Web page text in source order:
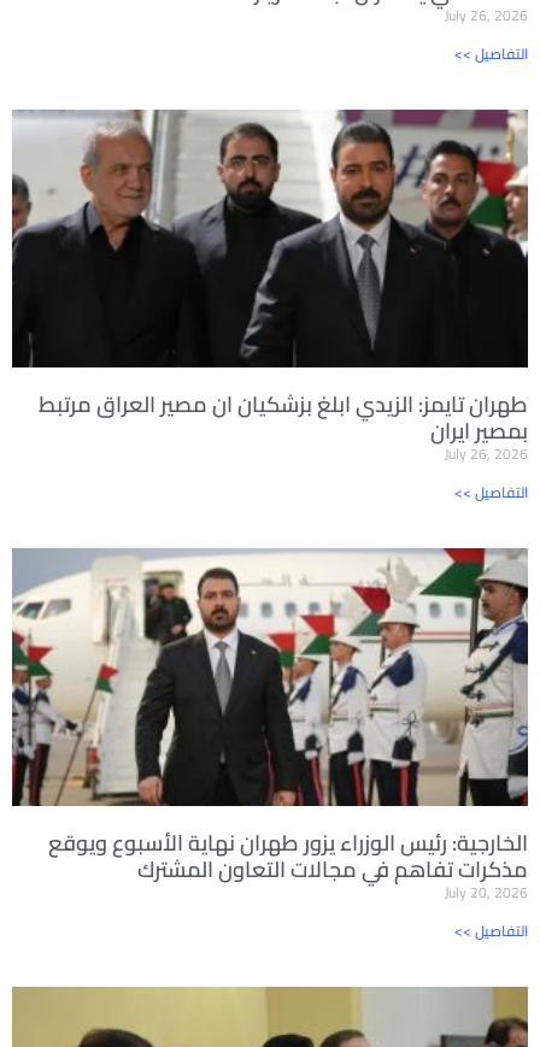
July 26, 2026
<< التفاصيل
طهران تايمز: الزيدي ابلغ بزشكيان ان مصير العراق مرتبط
بمصير ايران
July 26, 2026
<< التفاصيل
الخارجية: رئيس الوزراء يزور طهران نهاية الأسبوع ويوقع
مذكرات تفاهم في مجالات التعاون المشترك
July 20, 2026
<< التفاصيل